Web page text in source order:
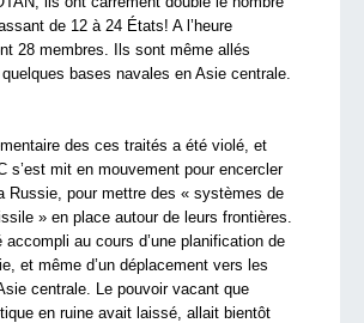
de 12 à 24 États! A l’heure
28 membres. Ils sont même allés
bases navales en Asie centrale.
des ces traités a été violé, et
s’est mit en mouvement pour encercler
Russie, pour mettre des « systèmes de
» en place autour de leurs frontières.
accompli au cours d’une planification de
et même d’un déplacement vers les
centrale. Le pouvoir vacant que
en ruine avait laissé, allait bientôt